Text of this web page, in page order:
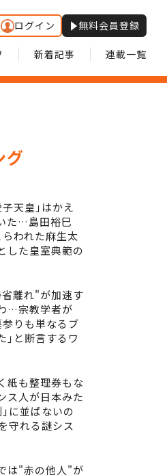
ログイン 無料会員登録
新着記事 連載一覧
グ
天皇｣はかえ
た…島田裕巳
われた麻生太
した皇室典範の
離れ"が加速す
…宗教学者が
りも単なるブ
｣と断言するワ
紙も整理券もな
ス人が日本みた
に並ばないの
守れる謎シス
は"赤の他人"が